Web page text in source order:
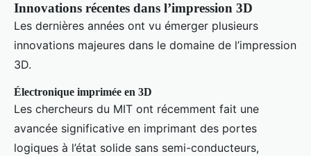
Innovations récentes dans l’impression 3D
Les dernières années ont vu émerger plusieurs
innovations majeures dans le domaine de l’impression
3D.
Électronique imprimée en 3D
Les chercheurs du MIT ont récemment fait une
avancée significative en imprimant des portes
logiques à l’état solide sans semi-conducteurs,